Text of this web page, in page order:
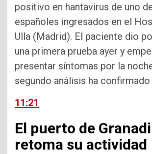
positivo en hantavirus de uno
españoles ingresados en el
Ulla (Madrid). El paciente dio
una primera prueba ayer y
presentar síntomas por la
segundo análisis ha
11:21
El puerto de
retoma su actividad